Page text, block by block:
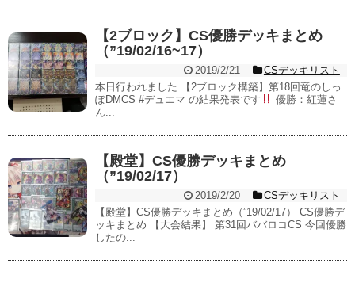
【2ブロック】CS優勝デッキまとめ
（”19/02/16~17）
2019/2/21
CSデッキリスト
本日行われました 【2ブロック構築】第18回竜のしっ
ぽDMCS #デュエマ の結果発表です
優勝：紅蓮さ
ん...
【殿堂】CS優勝デッキまとめ
（”19/02/17）
2019/2/20
CSデッキリスト
【殿堂】CS優勝デッキまとめ（”19/02/17） CS優勝デ
ッキまとめ 【大会結果】 第31回ババロコCS 今回優勝
したの...